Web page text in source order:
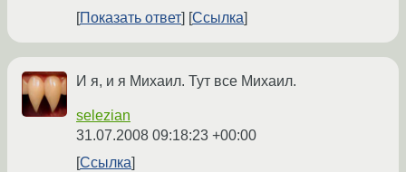
Показать ответ
Ссылка
И я, и я Михаил. Тут все Михаил.
selezian
31.07.2008 09:18:23 +00:00
Ссылка